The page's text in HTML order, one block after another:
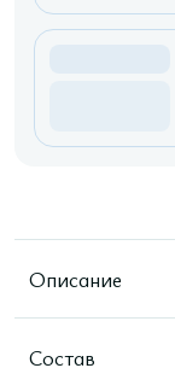
Описание
Состав